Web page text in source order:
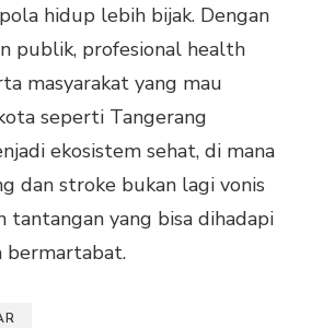
hidup lebih bijak. Dengan
publik, profesional health
masyarakat yang mau
seperti Tangerang
ekosistem sehat, di mana
dan stroke bukan lagi vonis
tantangan yang bisa dihadapi
bermartabat.